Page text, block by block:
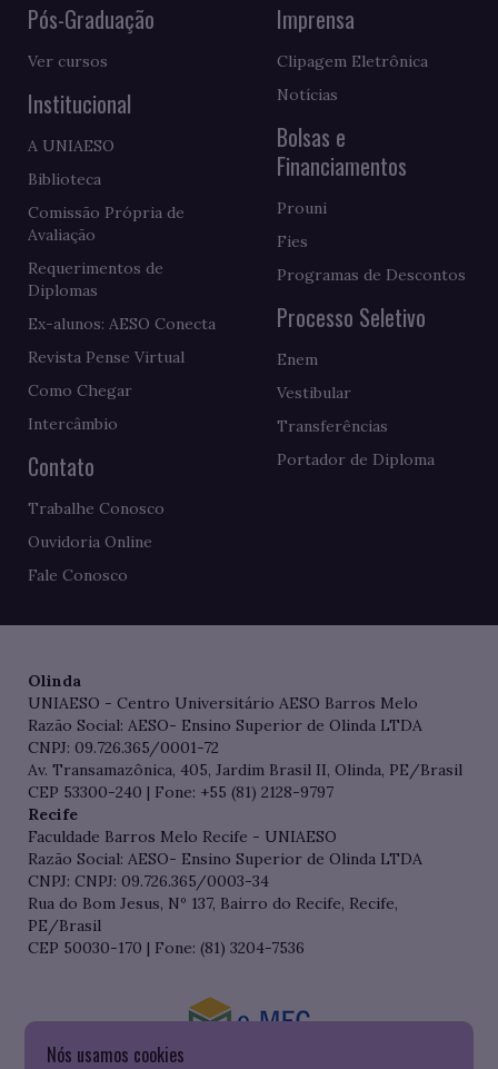
Nós usamos cookies
Pós-Graduação
Ver cursos
Institucional
A UNIAESO
Biblioteca
Comissão Própria de
Avaliação
Requerimentos de
Diplomas
Ex-alunos: AESO Conecta
Revista Pense Virtual
Como Chegar
Intercâmbio
Contato
Trabalhe Conosco
Ouvidoria Online
Fale Conosco
Imprensa
Clipagem Eletrônica
Notícias
Bolsas e
Financiamentos
Prouni
Fies
Programas de Descontos
Processo Seletivo
Enem
Vestibular
Transferências
Portador de Diploma
Olinda
UNIAESO - Centro Universitário AESO Barros Melo
Razão Social: AESO- Ensino Superior de Olinda LTDA
CNPJ: 09.726.365/0001-72
Av. Transamazônica, 405, Jardim Brasil II, Olinda, PE/Brasil
CEP 53300-240 | Fone: +55 (81) 2128-9797
Recife
Faculdade Barros Melo Recife - UNIAESO
Razão Social: AESO- Ensino Superior de Olinda LTDA
CNPJ: CNPJ: 09.726.365/0003-34
Rua do Bom Jesus, Nº 137, Bairro do Recife, Recife,
PE/Brasil
CEP 50030-170 | Fone: (81) 3204-7536
Consulte o cadastro da Instituição no Sistema do e-MEC